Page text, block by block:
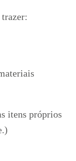
itens próprios